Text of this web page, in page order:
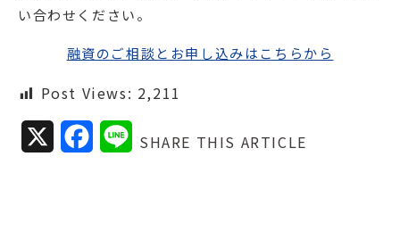
い合わせください。
融資のご相談とお申し込みはこちらから
Post Views: 2,211
LSHARE THIS ARTICLE